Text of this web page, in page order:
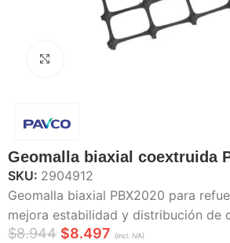
Geomalla biaxial coextruida
SKU: 2904912
Geomalla biaxial PBX2020 para
mejora estabilidad y distribución de
$8.944 $8.497 (incl. IVA)